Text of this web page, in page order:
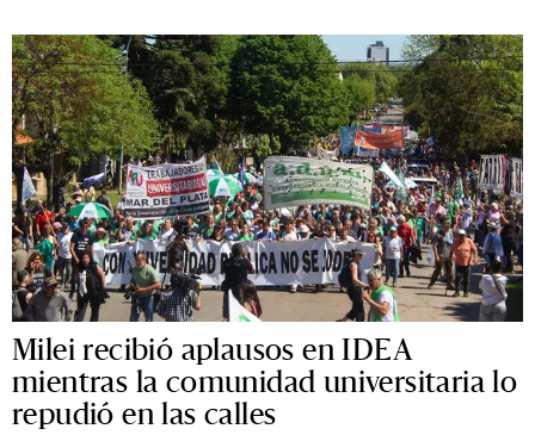
Milei recibió aplausos en IDEA
mientras la comunidad universitaria lo
repudió en las calles